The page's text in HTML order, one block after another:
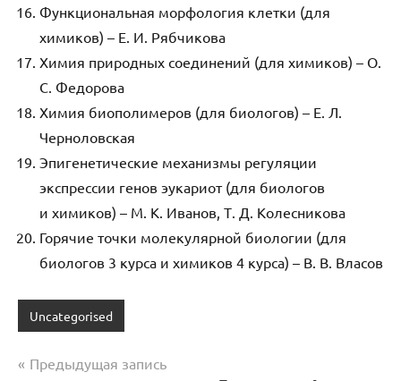
Функциональная морфология клетки (для
химиков) – Е. И. Рябчикова
Химия природных соединений (для химиков) – О.
С. Федорова
Химия биополимеров (для биологов) – Е. Л.
Черноловская
Эпигенетические механизмы регуляции
экспрессии генов эукариот (для биологов
и химиков) – М. К. Иванов, Т. Д. Колесникова
Горячие точки молекулярной биологии (для
биологов 3 курса и химиков 4 курса) – В. В. Власов
Uncategorised
Навигация
Предыдущая запись